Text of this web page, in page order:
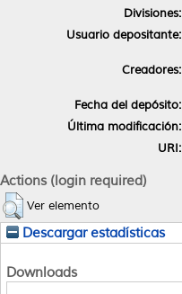
Divisiones:
Usuario depositante:
Creadores:
Fecha del depósito:
Última modificación:
URI:
Actions (login required)
Ver elemento
Descargar estadísticas
Downloads